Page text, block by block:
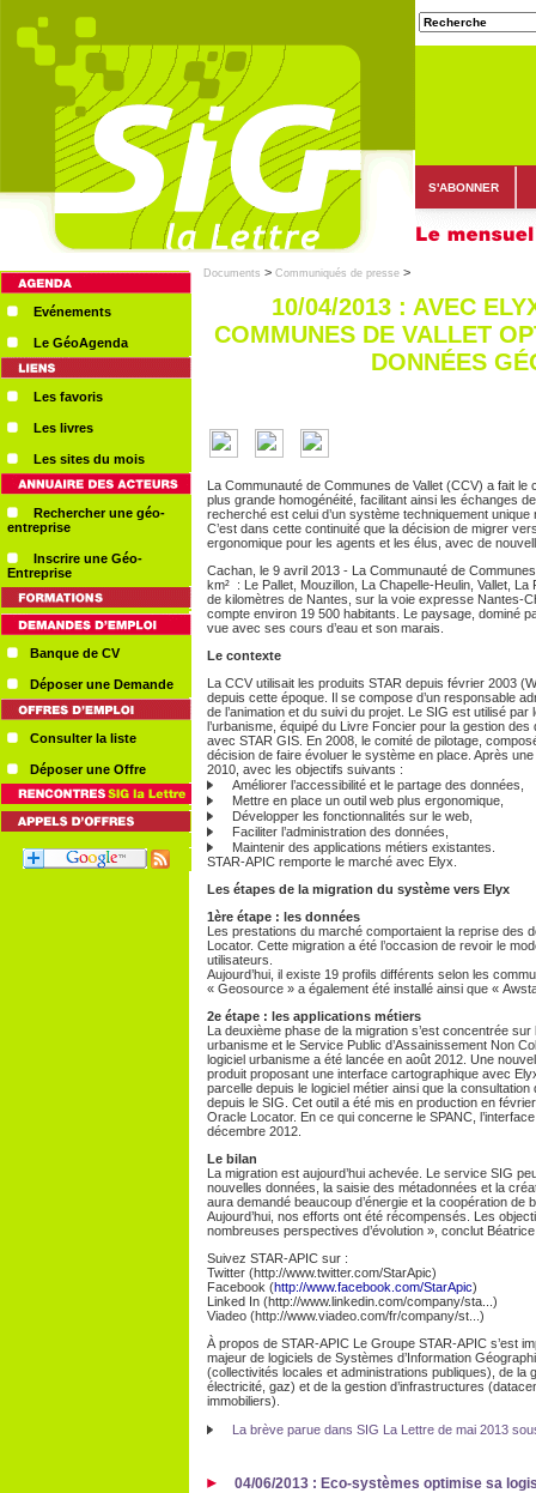
S'ABONNER
Evénements
Le GéoAgenda
Les favoris
Les livres
Les sites du mois
Rechercher une géo-
entreprise
Inscrire une Géo-
Entreprise
Banque de CV
Déposer une Demande
Consulter la liste
Déposer une Offre
Documents > Communiqués de presse >
10/04/2013 : AVEC
COMMUNES DE VALLET
DONNÉES
La Communauté de Communes de Vallet (CCV) a fait
plus grande homogénéité, facilitant ainsi les échanges
recherché est celui d’un système techniquement
C’est dans cette continuité que la décision de migrer
ergonomique pour les agents et les élus, avec de
Cachan, le 9 avril 2013 - La Communauté de
km² : Le Pallet, Mouzillon, La Chapelle-Heulin, Vallet,
de kilomètres de Nantes, sur la voie expresse Nantes-
compte environ 19 500 habitants. Le paysage, dominé
vue avec ses cours d’eau et son marais.
Le contexte
La CCV utilisait les produits STAR depuis février 2003
depuis cette époque. Il se compose d’un responsable
de l’animation et du suivi du projet. Le SIG est utilisé
l’urbanisme, équipé du Livre Foncier pour la gestion
avec STAR GIS. En 2008, le comité de pilotage,
décision de faire évoluer le système en place. Après
2010, avec les objectifs suivants :
Améliorer l’accessibilité et le partage des données,
Mettre en place un outil web plus ergonomique,
Développer les fonctionnalités sur le web,
Faciliter l’administration des données,
Maintenir des applications métiers existantes.
STAR-APIC remporte le marché avec Elyx.
Les étapes de la migration du système vers Elyx
1ère étape : les données
Les prestations du marché comportaient la reprise des
Locator. Cette migration a été l’occasion de revoir le
utilisateurs.
Aujourd’hui, il existe 19 profils différents selon les
« Geosource » a également été installé ainsi que «
2e étape : les applications métiers
La deuxième phase de la migration s’est concentrée
urbanisme et le Service Public d’Assainissement Non
logiciel urbanisme a été lancée en août 2012. Une
produit proposant une interface cartographique avec
parcelle depuis le logiciel métier ainsi que la
depuis le SIG. Cet outil a été mis en production en
Oracle Locator. En ce qui concerne le SPANC,
décembre 2012.
Le bilan
La migration est aujourd’hui achevée. Le service SIG
nouvelles données, la saisie des métadonnées et la
aura demandé beaucoup d’énergie et la coopération
Aujourd’hui, nos efforts ont été récompensés. Les
nombreuses perspectives d’évolution », conclut
Suivez STAR-APIC sur :
Twitter (http://www.twitter.com/StarApic)
Facebook (http://www.facebook.com/StarApic)
Linked In (http://www.linkedin.com/company/sta...)
Viadeo (http://www.viadeo.com/fr/company/st...)
À propos de STAR-APIC Le Groupe STAR-APIC s’est
majeur de logiciels de Systèmes d’Information
(collectivités locales et administrations publiques), de la
électricité, gaz) et de la gestion d’infrastructures
immobiliers).
La brève parue dans SIG La Lettre de mai 2013
04/06/2013 : Eco-systèmes optimise sa